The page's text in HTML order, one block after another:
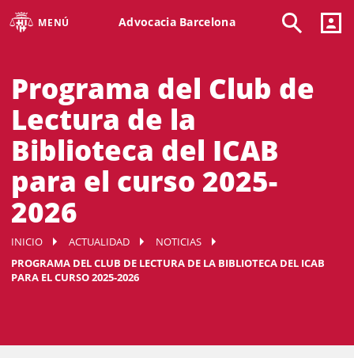
MENÚ Advocacia Barcelona
Programa del Club de
Lectura de la
Biblioteca del ICAB
para el curso 2025-
2026
INICIO ACTUALIDAD
NOTICIAS
PROGRAMA DEL CLUB DE LECTURA DE LA BIBLIOTECA DEL ICAB
PARA EL CURSO 2025-2026